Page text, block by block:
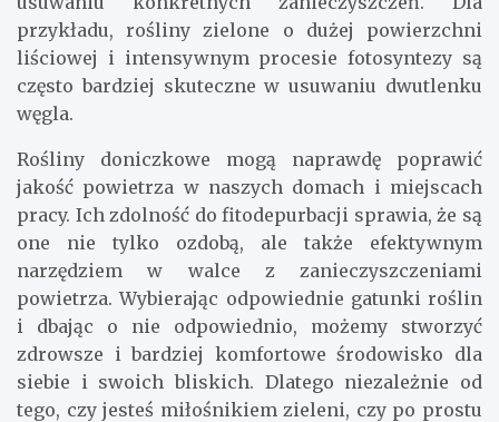
przykładu, rośliny zielone o dużej powierzchni
liściowej i intensywnym procesie fotosyntezy są
często bardziej skuteczne w usuwaniu dwutlenku
węgla.
Rośliny doniczkowe mogą naprawdę poprawić
jakość powietrza w naszych domach i miejscach
pracy. Ich zdolność do fitodepurbacji sprawia, że są
one nie tylko ozdobą, ale także efektywnym
narzędziem w walce z zanieczyszczeniami
powietrza. Wybierając odpowiednie gatunki roślin
i dbając o nie odpowiednio, możemy stworzyć
zdrowsze i bardziej komfortowe środowisko dla
siebie i swoich bliskich. Dlatego niezależnie od
tego, czy jesteś miłośnikiem zieleni, czy po prostu